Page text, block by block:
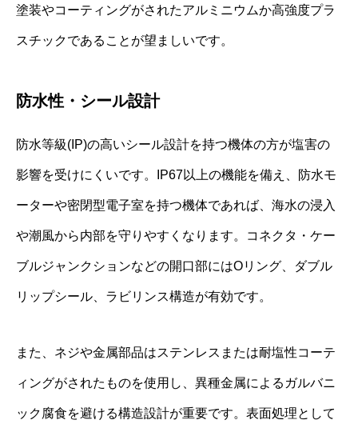
塗装やコーティングがされたアルミニウムか高強度プラ
スチックであることが望ましいです。
防水性・シール設計
防水等級(IP)の高いシール設計を持つ機体の方が塩害の
影響を受けにくいです。IP67以上の機能を備え、防水モ
ーターや密閉型電子室を持つ機体であれば、海水の浸入
や潮風から内部を守りやすくなります。コネクタ・ケー
ブルジャンクションなどの開口部にはOリング、ダブル
リップシール、ラビリンス構造が有効です。
また、ネジや金属部品はステンレスまたは耐塩性コーテ
ィングがされたものを使用し、異種金属によるガルバニ
ック腐食を避ける構造設計が重要です。表面処理として